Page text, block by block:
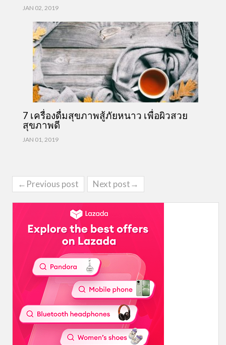
JAN 02, 2019
7 เครื่องดื่มสุขภาพสู้ภัยหนาว เพื่อผิวสวย
สุขภาพดี
JAN 01, 2019
←Previous post Next post→